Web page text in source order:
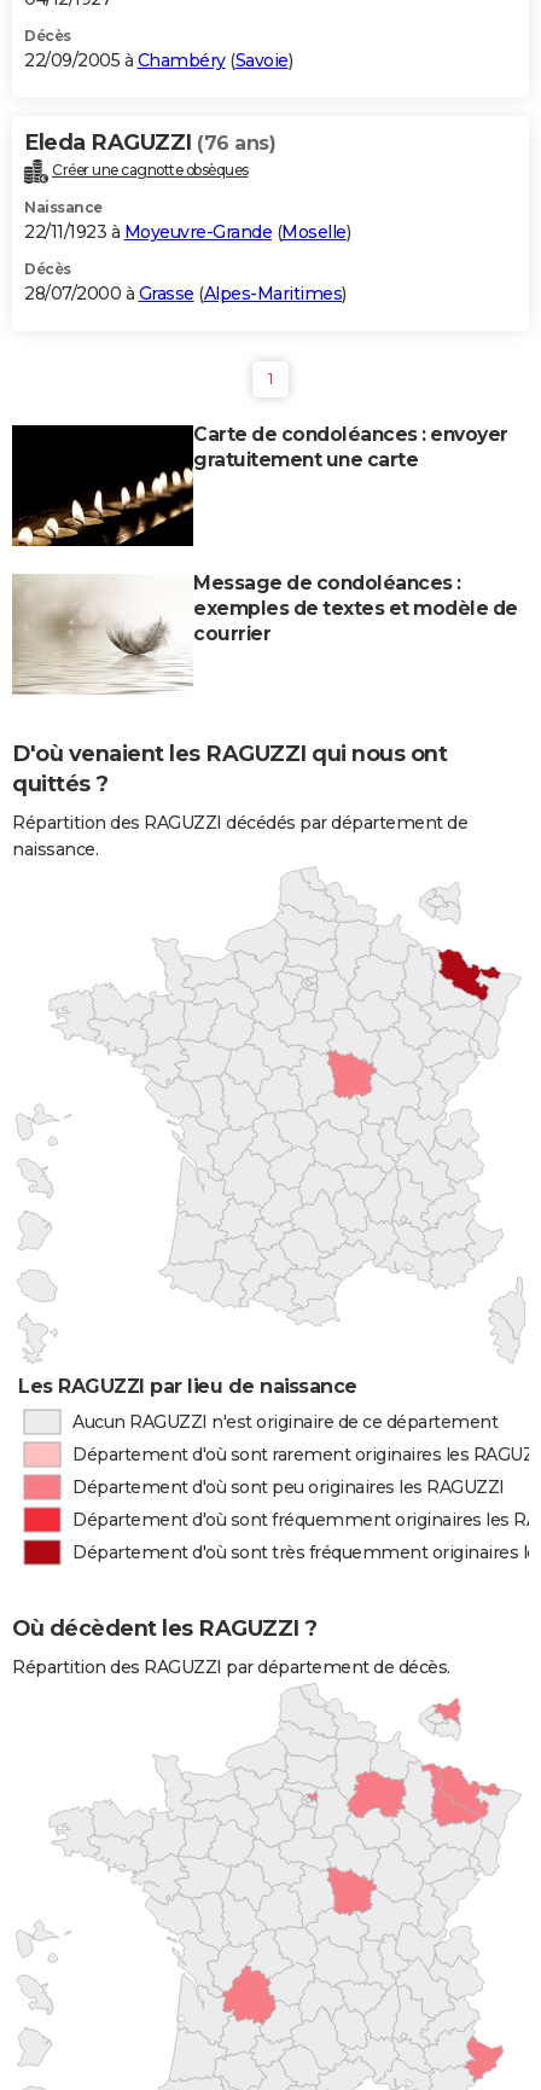
Décès
22/09/2005 à Chambéry(Savoie)
Eleda RAGUZZI (76 ans)
Créer une cagnotte obsèques
Naissance
22/11/1923 à Moyeuvre-Grande (Moselle)
Décès
28/07/2000 à Grasse (Alpes-Maritimes)
1
Carte de condoléances : envoyer
gratuitement une carte
Message de condoléances :
exemples de textes et modèle de
courrier
D'où venaient les RAGUZZI qui nous ont
quittés ?
Répartition des RAGUZZI décédés par département de
naissance.
Les RAGUZZI par lieu de naissance
Aucun RAGUZZI n'est originaire de ce département
Département d'où sont rarement originaires les
Département d'où sont peu originaires les RAGUZZI
Département d'où sont fréquemment originaires les
Département d'où sont très fréquemment originaires
Où décèdent les RAGUZZI ?
Répartition des RAGUZZI par département de décès.